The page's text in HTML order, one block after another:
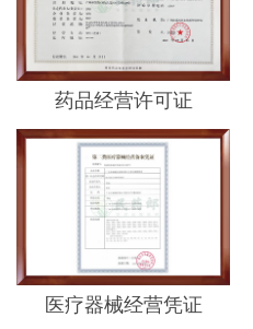
药品经营许可证
医疗器械经营凭证